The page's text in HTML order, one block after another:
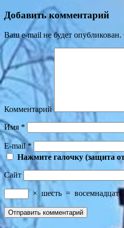
Добавить комментарий
Ваш e-mail не будет опубликован.
Комментарий
Имя *
E-mail*
Нажмите галочку (защита
Сайт
× шесть = восемнадцать